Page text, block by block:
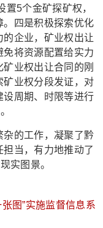
5个金矿探矿权，
。四是积极探索优化
企业，矿业权出让
将资源配置给实力
业权出让合同的刚
矿业权分段发证，对
设周期、时限等进行
的工作，凝聚了黔
当，有力地推动了
实图景。
图”实施监督信息系